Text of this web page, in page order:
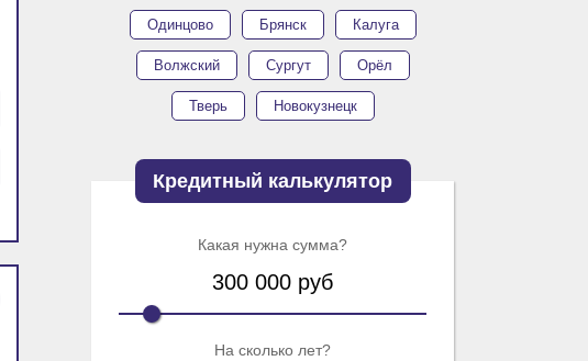
Одинцово Брянск Калуга
Волжский Сургут Орёл
Тверь Новокузнецк
Кредитный калькулятор
Какая нужна сумма?
300 000 руб
На сколько лет?